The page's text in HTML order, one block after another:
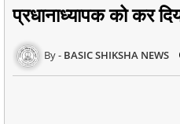
प्रधानाध्यापक को कर
BASIC SHIKSHA NEWS